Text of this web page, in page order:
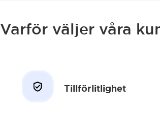
Varför väljer våra
Tillförlitlighet